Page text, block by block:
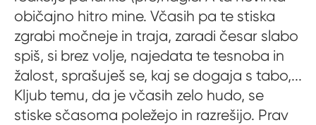
običajno hitro mine. Včasih pa te stiska
zgrabi močneje in traja, zaradi česar slabo
spiš, si brez volje, najedata te tesnoba in
žalost, sprašuješ se, kaj se dogaja s tabo,...
Kljub temu, da je včasih zelo hudo, se
stiske sčasoma poležejo in razrešijo. Prav